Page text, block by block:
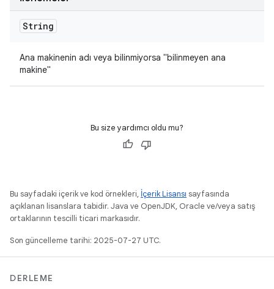
String
Ana makinenin adı veya bilinmiyorsa "bilinmeyen ana
makine"
Bu size yardımcı oldu mu?
Bu sayfadaki içerik ve kod örnekleri, İçerik Lisansı sayfasında
açıklanan lisanslara tabidir. Java ve OpenJDK, Oracle ve/veya satış
ortaklarının tescilli ticari markasıdır.
Son güncelleme tarihi: 2025-07-27 UTC.
DERLEME